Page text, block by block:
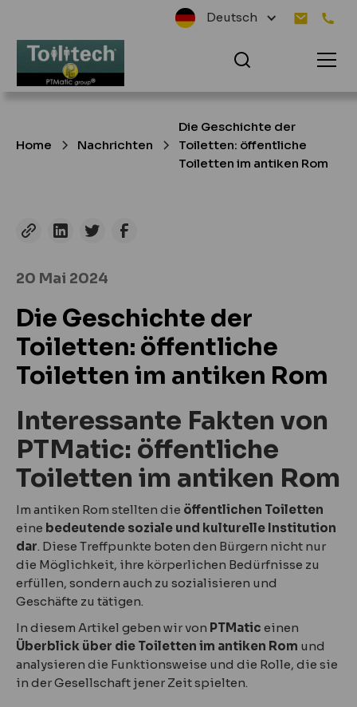
Deutsch
Home Nachrichten
Die Geschichte der
Toiletten: öffentliche
Toiletten im antiken Rom
20 Mai 2024
Die Geschichte der
Toiletten: öffentliche
Toiletten im antiken Rom
Interessante Fakten von
PTMatic: öffentliche
Toiletten im antiken Rom
Im antiken Rom stellten die öffentlichen Toiletten
eine bedeutende soziale und kulturelle Institution
dar. Diese Treffpunkte boten den Bürgern nicht nur
die Möglichkeit, ihre körperlichen Bedürfnisse zu
erfüllen, sondern auch zu sozialisieren und
Geschäfte zu tätigen.
In diesem Artikel geben wir von PTMatic einen
Überblick über die Toiletten im antiken Rom und
analysieren die Funktionsweise und die Rolle, die sie
in der Gesellschaft jener Zeit spielten.